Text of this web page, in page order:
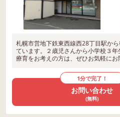
札幌市営地下鉄東西線西28丁目駅か
ています。２歳児さんから小学校３
療育をお考えの方は、ぜひお気軽にお
1分で完了！
お問い合わせ
(無料)